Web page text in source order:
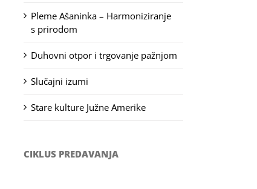
Pleme Ašaninka – Harmoniziranje
s prirodom
Duhovni otpor i trgovanje pažnjom
Slučajni izumi
Stare kulture Južne Amerike
CIKLUS PREDAVANJA